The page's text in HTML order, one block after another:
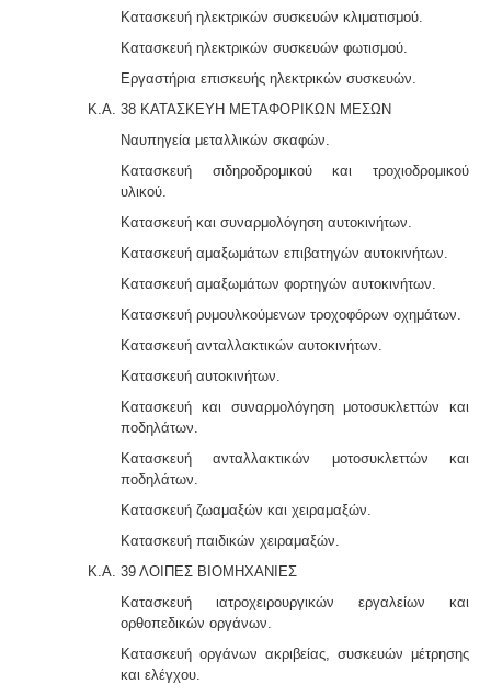
Κατασκευή ηλεκτρικών συσκευών κλιματισμού.
Κατασκευή ηλεκτρικών συσκευών φωτισμού.
Εργαστήρια επισκευής ηλεκτρικών συσκευών.
Κ.Α. 38 ΚΑΤΑΣΚΕΥΗ ΜΕΤΑΦΟΡΙΚΩΝ ΜΕΣΩΝ
Ναυπηγεία μεταλλικών σκαφών.
Κατασκευή σιδηροδρομικού και τροχιοδρομικού
υλικού.
Κατασκευή και συναρμολόγηση αυτοκινήτων.
Κατασκευή αμαξωμάτων επιβατηγών αυτοκινήτων.
Κατασκευή αμαξωμάτων φορτηγών αυτοκινήτων.
Κατασκευή ρυμουλκούμενων τροχοφόρων οχημάτων.
Κατασκευή ανταλλακτικών αυτοκινήτων.
Κατασκευή αυτοκινήτων.
Κατασκευή και συναρμολόγηση μοτοσυκλεττών και
ποδηλάτων.
Κατασκευή ανταλλακτικών μοτοσυκλεττών και
ποδηλάτων.
Κατασκευή ζωαμαξών και χειραμαξών.
Κατασκευή παιδικών χειραμαξών.
Κ.Α. 39 ΛΟΙΠΕΣ ΒΙΟΜΗΧΑΝΙΕΣ
Κατασκευή ιατροχειρουργικών εργαλείων και
ορθοπεδικών οργάνων.
Κατασκευή οργάνων ακριβείας, συσκευών μέτρησης
και ελέγχου.